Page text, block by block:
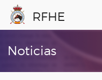
RFHE
Noticias